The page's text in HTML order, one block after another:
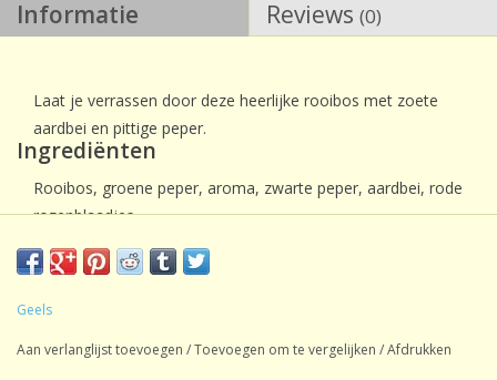
Informatie Reviews (0)
Laat je verrassen door deze heerlijke rooibos met zoete
aardbei en pittige peper.
Ingrediënten
Rooibos, groene peper, aroma, zwarte peper, aardbei, rode
rozenblaadjes.
Geels
Aan verlanglijst toevoegen /Toevoegen om te vergelijken /Afdrukken